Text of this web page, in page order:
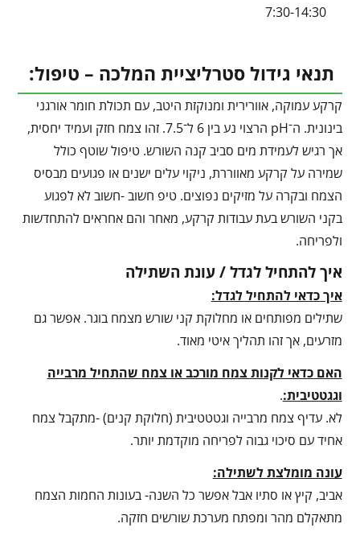
7:30-14:30
תנאי גידול סטרליציית המלכה – טיפול:
קרקע עמוקה, אוורירית ומנוקזת היטב, עם תכולת חומר אורגני
בינונית. ה־pH הרצוי נע בין 6 ל־7.5. זהו צמח חזק ועמיד יחסית,
אך רגיש לעמידת מים סביב קנה השורש. טיפול שוטף כולל
שמירה על קרקע מאווררת, ניקוי עלים ישנים או פגועים מבסיס
הצמח ובקרה על מזיקים נפוצים. טיפ חשוב -חשוב לא לפגוע
בקני השורש בעת עבודות קרקע, מאחר והם אחראים להתחדשות
ולפריחה.
איך להתחיל לגדל / עונת השתילה
איך כדאי להתחיל לגדל:
שתילים מפותחים או מחלוקת קני שורש מצמח בוגר. אפשר גם
מזרעים, אך זהו תהליך איטי מאוד.
האם כדאי לקנות צמח מורכב או צמח שהתחיל מרבייה
וגגטטיבית:.
לא. עדיף צמח מרבייה וגטטטיבית (חלוקת קנים) -מתקבל צמח
אחיד עם סיכוי גבוה לפריחה מוקדמת יותר.
עונה מומלצת לשתילה:
אביב, קיץ או סתיו אבל אפשר כל השנה- בעונות החמות הצמח
מתאקלם מהר ומפתח מערכת שורשים חזקה.